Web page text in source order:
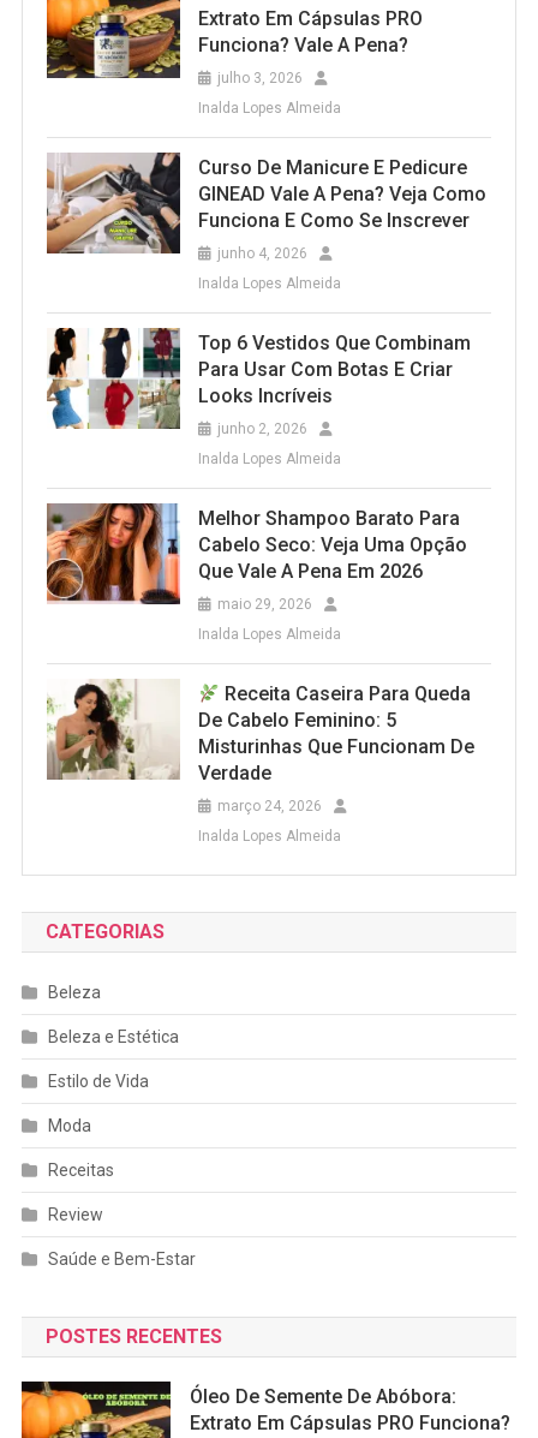
Extrato Em Cápsulas PRO
Funciona? Vale A Pena?
julho 3, 2026
Inalda Lopes Almeida
Curso De Manicure E Pedicure
GINEAD Vale A Pena? Veja Como
Funciona E Como Se Inscrever
junho 4, 2026
Inalda Lopes Almeida
Top 6 Vestidos Que Combinam
Para Usar Com Botas E Criar
Looks Incríveis
junho 2, 2026
Inalda Lopes Almeida
Melhor Shampoo Barato Para
Cabelo Seco: Veja Uma Opção
Que Vale A Pena Em 2026
maio 29, 2026
Inalda Lopes Almeida
Receita Caseira Para Queda
De Cabelo Feminino: 5
Misturinhas Que Funcionam De
Verdade
março 24, 2026
Inalda Lopes Almeida
CATEGORIAS
Beleza
Beleza e Estética
Estilo de Vida
Moda
Receitas
Review
Saúde e Bem-Estar
POSTES RECENTES
Óleo De Semente De Abóbora:
Extrato Em Cápsulas PRO Funciona?